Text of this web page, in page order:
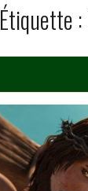
Étiquette :